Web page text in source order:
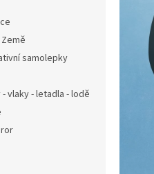
samolepky
vlaky - letadla - lodě